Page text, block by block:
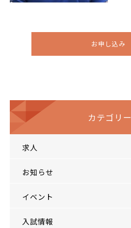
カテゴリー
求人
お知らせ
イベント
入試情報
お申し込み